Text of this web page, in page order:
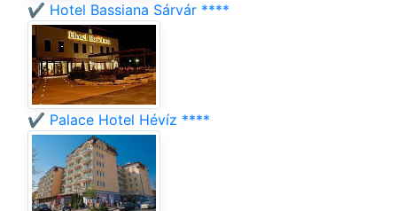
✔️ Hotel Bassiana Sárvár ****
✔️ Palace Hotel Hévíz ****